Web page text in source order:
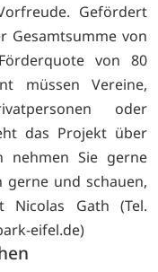
Gefördert
Gesamtsumme von
von 80
müssen Vereine,
oder
das Projekt über
nehmen Sie gerne
und schauen,
Nicolas Gath (Tel.
eifel.de)